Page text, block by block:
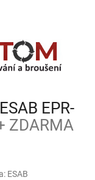
EPR-
ZDARMA
ESAB